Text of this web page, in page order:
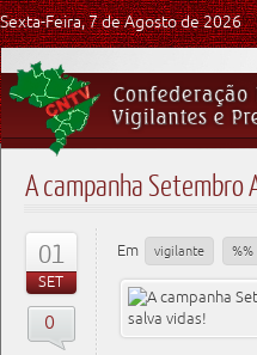
Sexta-Feira, 7 de Agosto de 2026
A campanha Setembro
01
SET
0
Em vigilante %%